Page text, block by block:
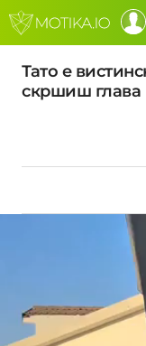
Тато е
скршиш глава